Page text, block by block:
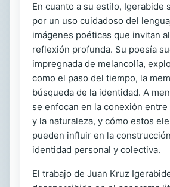
En cuanto a su estilo, Igerabide
por un uso cuidadoso del
imágenes poéticas que invitan
reflexión profunda. Su poesía
impregnada de melancolía,
como el paso del tiempo, la
búsqueda de la identidad. A
se enfocan en la conexión
y la naturaleza, y cómo estos
pueden influir en la
identidad personal y colectiva.
El trabajo de Juan Kruz